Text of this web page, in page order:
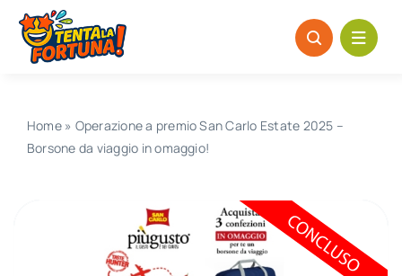
Salta
contenuto
Home» Operazione a premio San Carlo Estate 2025 –
Borsone da viaggio in omaggio!